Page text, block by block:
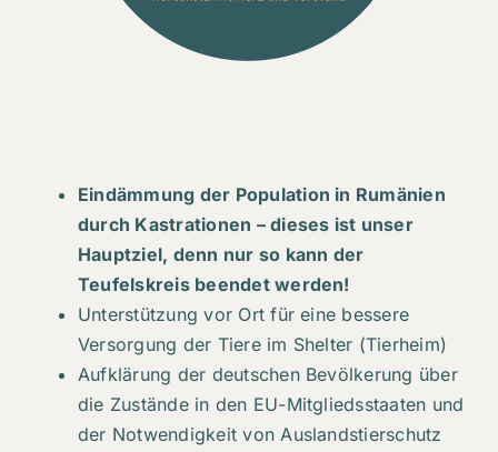
Eindämmung der Population in Rumänien
durch Kastrationen – dieses ist unser
Hauptziel, denn nur so kann der
Teufelskreis beendet werden!
Unterstützung vor Ort für eine bessere
Versorgung der Tiere im Shelter (Tierheim)
Aufklärung der deutschen Bevölkerung über
die Zustände in den EU-Mitgliedsstaaten und
der Notwendigkeit von Auslandstierschutz